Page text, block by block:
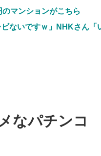
のマンションがこちら
ないですｗ」NHKさん「
なパチンコ